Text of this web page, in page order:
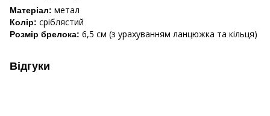
Матеріал: метал
Колір: сріблястий
Розмір брелока: 6,5 см (з урахуванням ланцюжка та кільця)
Відгуки